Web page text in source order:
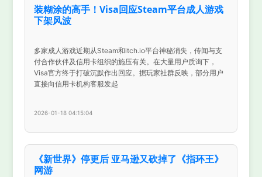
装糊涂的高手！Visa回应Steam平台成人游戏
下架风波
多家成人游戏近期从Steam和itch.io平台神秘消失，传闻与支
付合作伙伴及信用卡组织的施压有关。在大量用户质询下，
Visa官方终于打破沉默作出回应。据玩家社群反映，部分用户
直接向信用卡机构客服发起
2026-01-18 04:15:04
《新世界》停更后 亚马逊又砍掉了《指环王》
网游